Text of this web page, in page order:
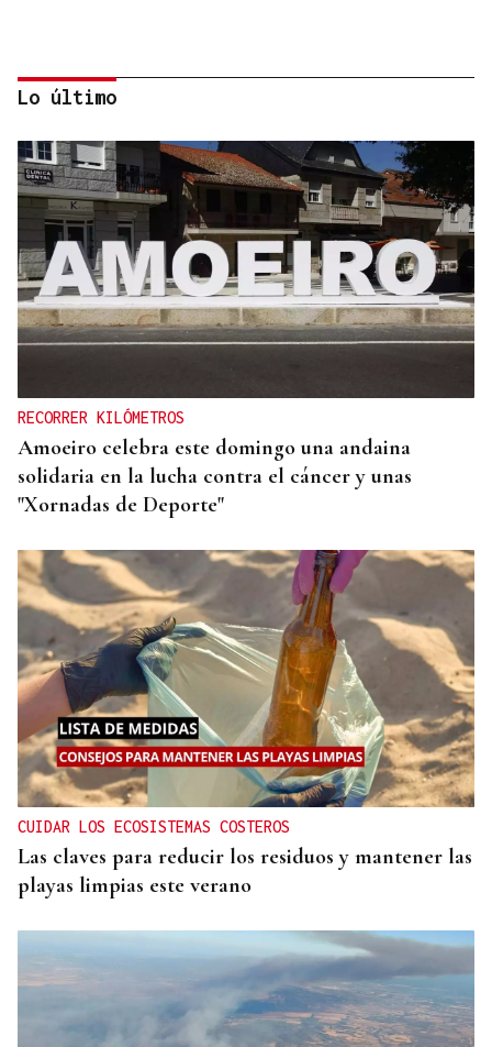
CANEDO
Un herido en la colisión entre dos coches en la
Lo último
RECORRER KILÓMETROS
Amoeiro celebra este domingo una andaina
solidaria en la lucha contra el cáncer y unas
"Xornadas de Deporte"
CUIDAR LOS ECOSISTEMAS COSTEROS
Las claves para reducir los residuos y mantener las
playas limpias este verano